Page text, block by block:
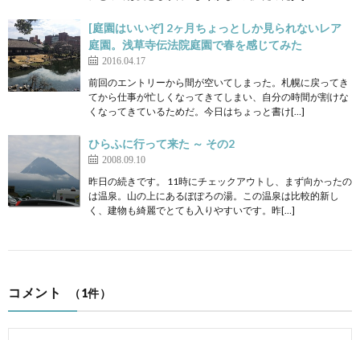
[庭園はいいぞ] 2ヶ月ちょっとしか見られないレア
庭園。浅草寺伝法院庭園で春を感じてみた
2016.04.17
前回のエントリーから間が空いてしまった。札幌に戻ってき
てから仕事が忙しくなってきてしまい、自分の時間が割けな
くなってきているためだ。今日はちょっと書け[…]
ひらふに行って来た ～ その2
2008.09.10
昨日の続きです。 11時にチェックアウトし、まず向かったの
は温泉。山の上にあるぽぽろの湯。この温泉は比較的新し
く、建物も綺麗でとても入りやすいです。昨[…]
コメント （1件）